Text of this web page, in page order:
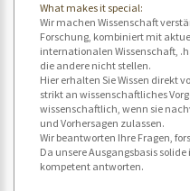
What makes it special:
Wir machen Wissenschaft
Forschung, kombiniert mit
internationalen Wissenschaft,
die andere nicht stellen.
Hier erhalten Sie Wissen direkt
strikt an wissenschaftliches
wissenschaftlich, wenn sie
und Vorhersagen zulassen.
Wir beantworten Ihre Fragen,
Da unsere Ausgangsbasis
kompetent antworten.